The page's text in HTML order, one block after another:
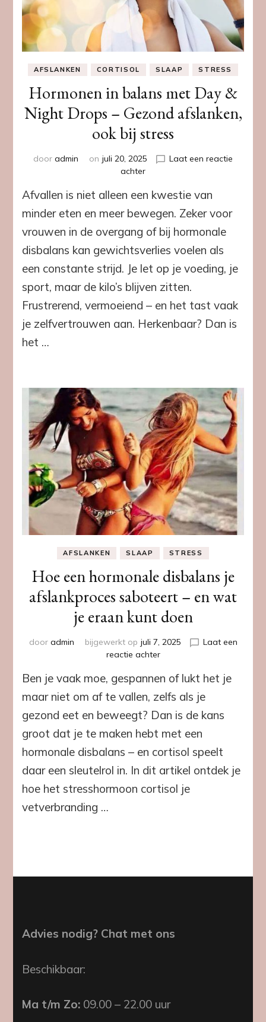
AFSLANKEN CORTISOL SLAAP STRESS
Hormonen in balans met Day &
Night Drops – Gezond afslanken,
ook bij stress
door admin on juli 20, 2025
Laat een reactie
achterop
in
met
Day
Night
Drops
–
afslanken,
ook
Afvallen is niet alleen een kwestie van
minder eten en meer bewegen. Zeker voor
vrouwen in de overgang of bij hormonale
disbalans kan gewichtsverlies voelen als
een constante strijd. Je let op je voeding, je
sport, maar de kilo’s blijven zitten.
Frustrerend, vermoeiend – en het tast vaak
je zelfvertrouwen aan. Herkenbaar? Dan is
het …
AFSLANKEN SLAAP STRESS
Hoe een hormonale disbalans je
afslankproces saboteert – en wat
je eraan kunt doen
door admin bijgewerkt op juli 7, 2025
Laat een
reactie achterop
een
hormonale
disbalans
je
afslankproces
–
en
je
Ben je vaak moe, gespannen of lukt het je
maar niet om af te vallen, zelfs als je
gezond eet en beweegt? Dan is de kans
groot dat je te maken hebt met een
hormonale disbalans – en cortisol speelt
daar een sleutelrol in. In dit artikel ontdek je
hoe het stresshormoon cortisol je
vetverbranding …
Advies nodig? Chat met ons
Beschikbaar:
Ma t/m Zo: 09.00 – 22.00 uur